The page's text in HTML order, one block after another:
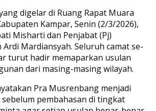
digelar di Ruang Rapat Muara
Kampar, Senin (2/3/2026),
Misharti dan Penjabat (Pj)
Mardiansyah. Seluruh camat se-
turut hadir memaparkan usulan
dari masing-masing wilayah.
Pra Musrenbang menjadi
pembahasan di tingkat